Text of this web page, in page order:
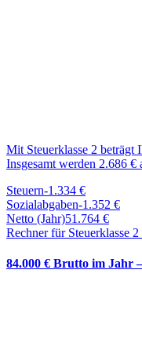
Mit Steuerklasse 2 beträgt
Insgesamt werden 2.686 €
Steuern-1.334 €
Sozialabgaben-1.352 €
Netto (Jahr)51.764 €
Rechner für Steuerklasse 2
84.000 € Brutto im Jahr